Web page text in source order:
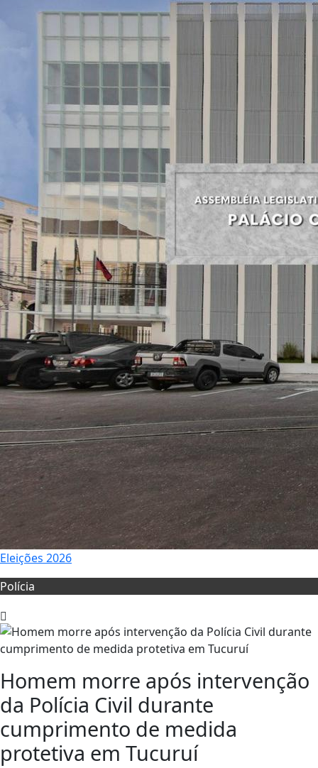
Eleições 2026
Polícia
Homem morre após intervenção
da Polícia Civil durante
cumprimento de medida
protetiva em Tucuruí